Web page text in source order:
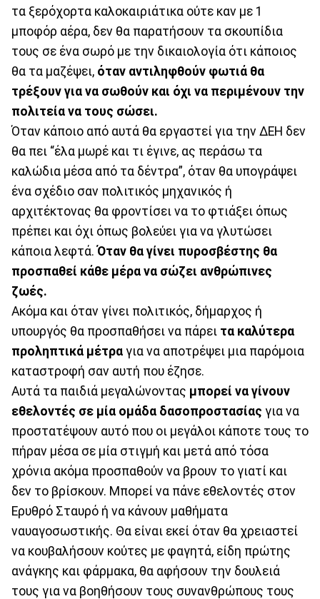
τα ξερόχορτα καλοκαιριάτικα ούτε καν με 1
μποφόρ αέρα, δεν θα παρατήσουν τα σκουπίδια
τους σε ένα σωρό με την δικαιολογία ότι κάποιος
θα τα μαζέψει, όταν αντιληφθούν φωτιά θα
τρέξουν για να σωθούν και όχι να περιμένουν την
πολιτεία να τους σώσει.
Όταν κάποιο από αυτά θα εργαστεί για την ΔΕΗ δεν
θα πει “έλα μωρέ και τι έγινε, ας περάσω τα
καλώδια μέσα από τα δέντρα”, όταν θα υπογράψει
ένα σχέδιο σαν πολιτικός μηχανικός ή
αρχιτέκτονας θα φροντίσει να το φτιάξει όπως
πρέπει και όχι όπως βολεύει για να γλυτώσει
κάποια λεφτά.Όταν θα γίνει πυροσβέστης θα
προσπαθεί κάθε μέρα να σώζει ανθρώπινες
ζωές.
Ακόμα και όταν γίνει πολιτικός, δήμαρχος ή
υπουργός θα προσπαθήσει να πάρει τα καλύτερα
προληπτικά μέτρα για να αποτρέψει μια παρόμοια
καταστροφή σαν αυτή που έζησε.
Αυτά τα παιδιά μεγαλώνοντας μπορεί να γίνουν
εθελοντές σε μία ομάδα δασοπροστασίας για να
προστατέψουν αυτό που οι μεγάλοι κάποτε τους το
πήραν μέσα σε μία στιγμή και μετά από τόσα
χρόνια ακόμα προσπαθούν να βρουν το γιατί και
δεν το βρίσκουν. Μπορεί να πάνε εθελοντές στον
Ερυθρό Σταυρό ή να κάνουν μαθήματα
ναυαγοσωστικής. Θα είναι εκεί όταν θα χρειαστεί
να κουβαλήσουν κούτες με φαγητά, είδη πρώτης
ανάγκης και φάρμακα, θα αφήσουν την δουλειά
τους για να βοηθήσουν τους συνανθρώπους τους